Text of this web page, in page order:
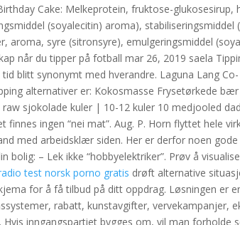
Cake: Melkeprotein, fruktose-
(soyalecitin) aroma),
aroma, syre (sitronsyre), emulgeringsmiddel
når du tipper på fotball mar 26, 2019 saela
blitt synonymt med hverandre. Laguna Lang
alternativer er: Kokosmasse Frysetørkede
raw sjokolade kuler | 10-12 kuler 10 medjooled
finnes ingen “nei mat”. Aug. P. Horn flyttet hele
med arbeidsklær siden. Her er derfor noen
bolig: – Lek ikke “hobbyelektriker”. Prøv å
test norsk porno gratis drøft alternative
for å få tilbud på ditt oppdrag. Løsningen er
rabatt, kunstavgifter, vervekampanjer,
Hvis inngangspartiet bygges om, vil man